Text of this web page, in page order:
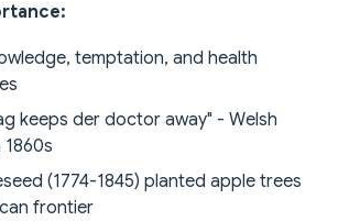
temptation, and health
keeps der doctor away" - Welsh
(1774-1845) planted apple trees
frontier